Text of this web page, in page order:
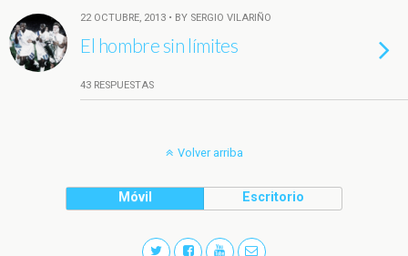
22 OCTUBRE, 2013 • BY SERGIO VILARIÑO
El hombre sin límites
43 RESPUESTAS
Volver arriba
Móvil Escritorio